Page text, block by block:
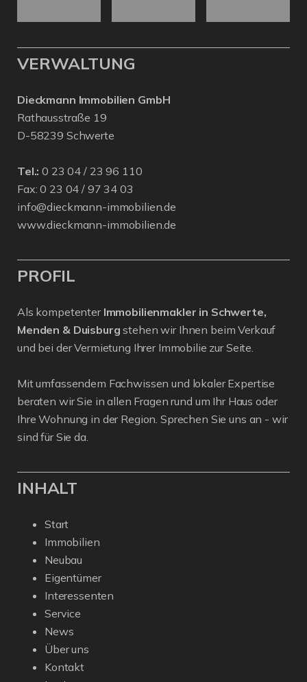
VERWALTUNG
Dieckmann Immobilien GmbH
Rathausstraße 19
D-58239 Schwerte
Tel.: 0 23 04 / 23 96 110
Fax: 0 23 04 / 97 34 03
info@dieckmann-immobilien.de
www.dieckmann-immobilien.de
PROFIL
Als kompetenter Immobilienmakler in Schwerte,
Menden & Duisburg stehen wir Ihnen beim Verkauf
und bei der Vermietung Ihrer Immobilie zur Seite.
Mit umfassendem Fachwissen und lokaler Expertise
beraten wir Sie in allen Fragen rund um Ihr Haus oder
Ihre Wohnung in der Region. Sprechen Sie uns an - wir
sind für Sie da.
INHALT
Start
Immobilien
Neubau
Eigentümer
Interessenten
Service
News
Über uns
Kontakt